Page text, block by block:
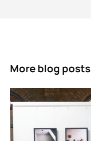
More blog posts